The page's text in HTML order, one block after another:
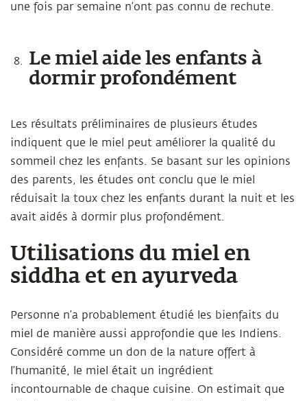
une fois par semaine n’ont pas connu de rechute.
Le miel aide les enfants à
dormir profondément
Les résultats préliminaires de plusieurs études
indiquent que le miel peut améliorer la qualité du
sommeil chez les enfants. Se basant sur les opinions
des parents, les études ont conclu que le miel
réduisait la toux chez les enfants durant la nuit et les
avait aidés à dormir plus profondément.
Utilisations du miel en
siddha et en ayurveda
Personne n’a probablement étudié les bienfaits du
miel de manière aussi approfondie que les Indiens.
Considéré comme un don de la nature offert à
l’humanité, le miel était un ingrédient
incontournable de chaque cuisine. On estimait que